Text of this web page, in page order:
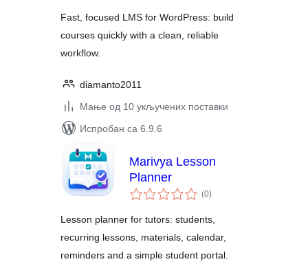
Fast, focused LMS for WordPress: build
courses quickly with a clean, reliable
workflow.
diamanto2011
Мање од 10 укључених поставки
Испробан са 6.9.6
Marivya Lesson
Planner
(0укупних
оцена
)
Lesson planner for tutors: students,
recurring lessons, materials, calendar,
reminders and a simple student portal.